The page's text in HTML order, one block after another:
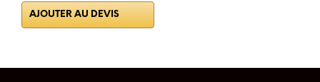
AJOUTER AU DEVIS
Ce
produit
variations.